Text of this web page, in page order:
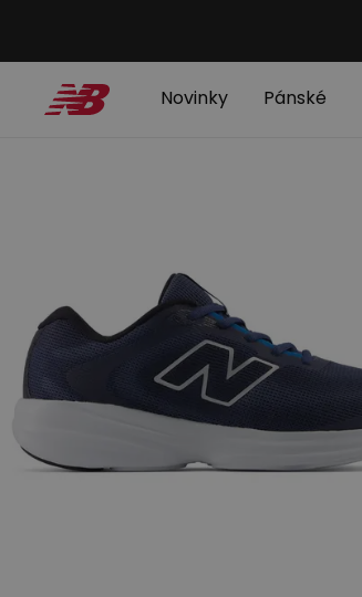
Novinky Pánské